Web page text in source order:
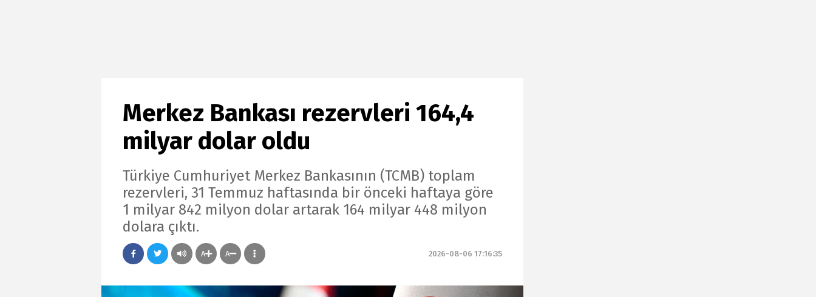
Merkez Bankası rezervleri 164,4
milyar dolar oldu
Türkiye Cumhuriyet Merkez Bankasının (TCMB) toplam
rezervleri, 31 Temmuz haftasında bir önceki haftaya göre
1 milyar 842 milyon dolar artarak 164 milyar 448 milyon
dolara çıktı.
A A 2026-08-06 17:16:35